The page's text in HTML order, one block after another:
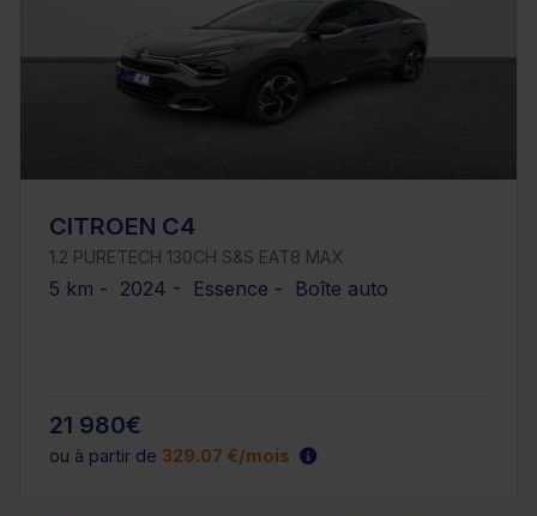
CITROEN C4
1.2 PURETECH 130CH S&S EAT8 MAX
5 km - 2024 - Essence - Boîte auto
21 980€
ou à partir de 329.07 €/mois